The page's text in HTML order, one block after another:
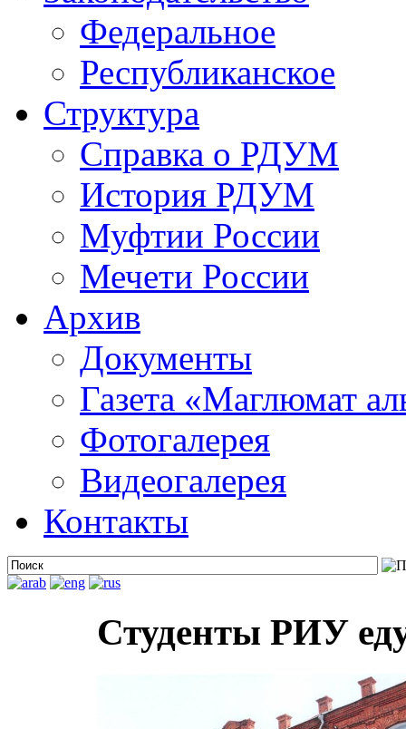
Федеральное
Республиканское
Структура
Справка о РДУМ
История РДУМ
Муфтии России
Мечети России
Архив
Документы
Газета «Маглюмат
Фотогалерея
Видеогалерея
Контакты
Студенты РИУ